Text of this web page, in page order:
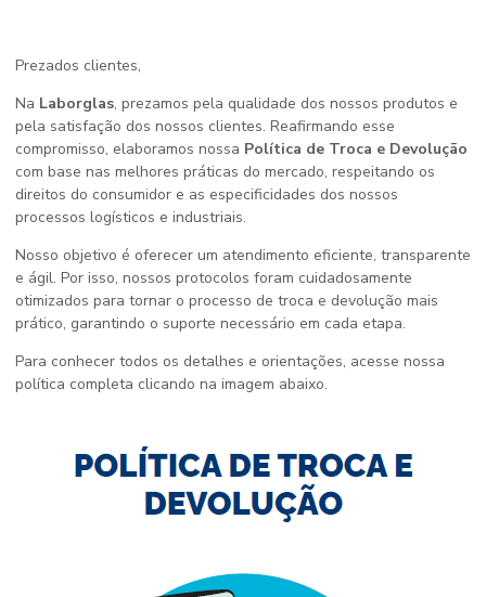
Prezados clientes,
Na Laborglas, prezamos pela qualidade dos nossos produtos e
pela satisfação dos nossos clientes. Reafirmando esse
compromisso, elaboramos nossa Política de Troca e Devolução
com base nas melhores práticas do mercado, respeitando os
direitos do consumidor e as especificidades dos nossos
processos logísticos e industriais.
Nosso objetivo é oferecer um atendimento eficiente, transparente
e ágil. Por isso, nossos protocolos foram cuidadosamente
otimizados para tornar o processo de troca e devolução mais
prático, garantindo o suporte necessário em cada etapa.
Para conhecer todos os detalhes e orientações, acesse nossa
política completa clicando na imagem abaixo.